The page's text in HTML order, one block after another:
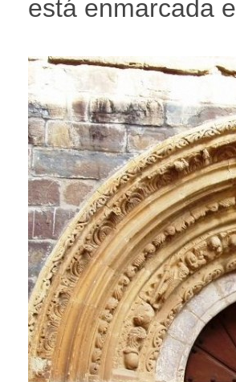
está enmarcada